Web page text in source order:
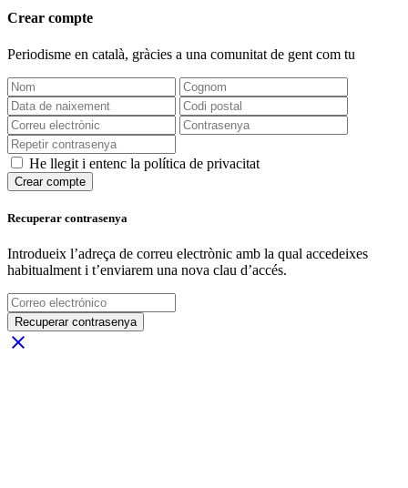
Crear compte
Periodisme en català, gràcies a una comunitat de gent com tu
He llegit i entenc la política de privacitat
Crear compte
Recuperar contrasenya
Introdueix l’adreça de correu electrònic amb la qual accedeixes
habitualment i t’enviarem una nova clau d’accés.
Recuperar contrasenya
close